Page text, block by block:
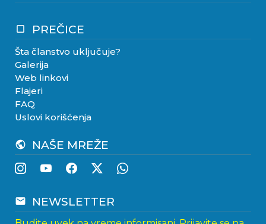
crop_square PREČICE
Šta članstvo uključuje?
Galerija
Web linkovi
Flajeri
FAQ
Uslovi korišćenja
public NAŠE MREŽE
email NEWSLETTER